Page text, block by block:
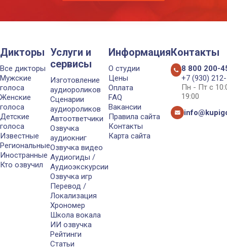
Дикторы
Все дикторы
Мужские
голоса
Женские
голоса
Детские
голоса
Известные
Региональные
Иностранные
Кто озвучил
Услуги и
сервисы
Изготовление
аудиороликов
Сценарии
аудиороликов
Автоответчики
Озвучка
аудиокниг
Озвучка видео
Аудиогиды /
Аудиоэкскурсии
Озвучка игр
Перевод /
Локализация
Хрономер
Школа вокала
ИИ озвучка
Рейтинги
Статьи
Информация
О студии
Цены
Оплата
FAQ
Вакансии
Правила сайта
Контакты
Карта сайта
Контакты
8 800 200-
+7 (930)
Пн - Пт с
19:00